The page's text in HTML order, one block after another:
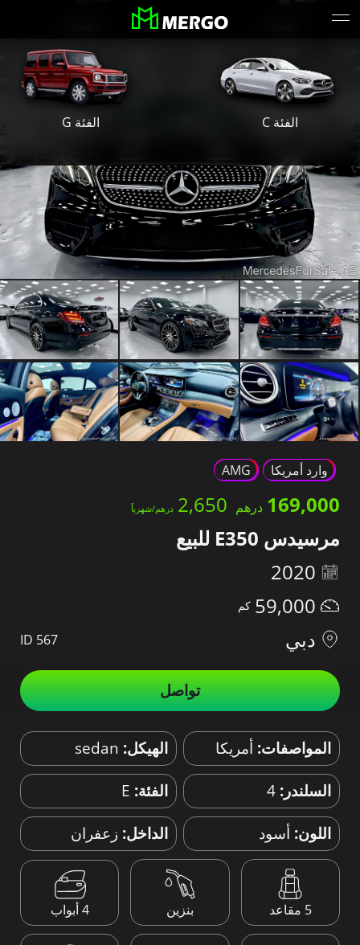
الفئة C الفئة G
وارد أمريكا AMG
169,000
2,650
مرسيدس E350 للبيع
2020
59,000
دبي
ID 567
تواصل
المواصفات: أمريكا الهيكل: sedan
السلندر: 4 الفئة: E
اللون: أسود الداخل: زعفران
5 مقاعد بنزين 4 أبواب